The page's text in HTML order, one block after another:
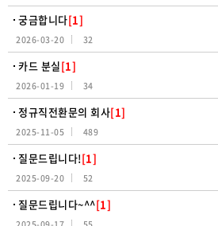
궁금합니다[1]
2026-03-20 32
카드 분실[1]
2026-01-19 34
정규직전환문의 회사[1]
2025-11-05 489
질문드립니다![1]
2025-09-20 52
질문드립니다~^^[1]